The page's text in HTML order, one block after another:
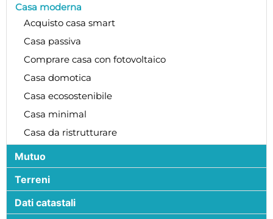
Casa moderna
Acquisto casa smart
Casa passiva
Comprare casa con fotovoltaico
Casa domotica
Casa ecosostenibile
Casa minimal
Casa da ristrutturare
Mutuo
Terreni
Dati catastali